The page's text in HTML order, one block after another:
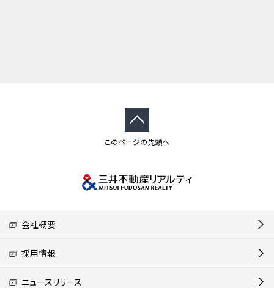
このページの先頭へ
会社概要
採用情報
ニュースリリース